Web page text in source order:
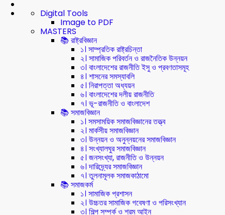
Digital Tools
Image to PDF
MASTERS
📚 রাষ্ট্রবিজ্ঞান
১। সাম্প্রতিক রাষ্ট্রচিন্তা
২। সামাজিক পরিবর্তন ও রাজনৈতিক উন্নয়ন
৩। বাংলাদেশের রাজনীতি ইসু ও প্রবণতাসমূহ
৪। শাসনের সমস্যাবলি
৫। নিরাপত্তা অধ্যয়ন
৬। বাংলাদেশের দলীয় রাজনীতি
৭। ভূ-রাজনীতি ও বাংলাদেশ
📚 সমাজবিজ্ঞান
১। সমসাময়িক সমাজবিজ্ঞানের তত্ত্ব
২। মার্কসীয় সমাজবিজ্ঞান
৩। উন্নয়ন ও অনুন্নয়নের সমাজবিজ্ঞান
৪। সংখ্যালঘুর সমাজবিজ্ঞান
৫। জনসংখ্যা, রাজনীতি ও উন্নয়ন
৬। দারিদ্র্যের সমাজবিজ্ঞান
৭। তুলনামূলক সমাজকাঠামো
📚 সমাজকর্ম
১। সামাজিক প্রশাসন
২। উচ্চতর সামাজিক গবেষণা ও পরিসংখ্যান
৩। শিল্প সম্পর্ক ও শ্রম আইন